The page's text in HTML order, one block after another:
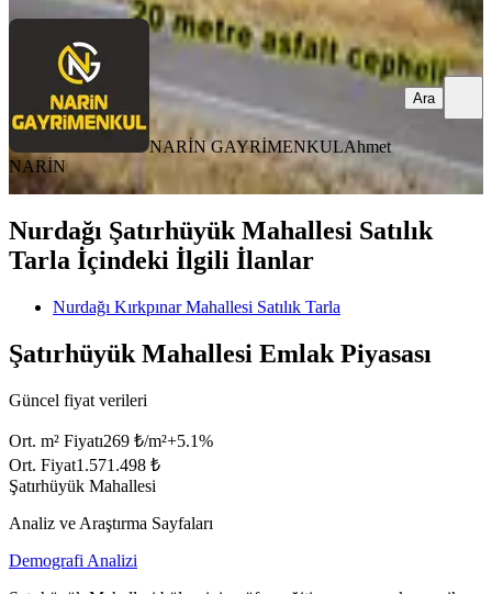
NARİN GAYRİMENKULAhmet
NARİN
Ara
Nurdağı Şatırhüyük Mahallesi Satılık
Tarla İçindeki İlgili İlanlar
Nurdağı Kırkpınar Mahallesi Satılık Tarla
Şatırhüyük Mahallesi Emlak Piyasası
Güncel fiyat verileri
Ort. m² Fiyatı269 ₺/m²+5.1%
Ort. Fiyat1.571.498 ₺
Şatırhüyük Mahallesi
Analiz ve Araştırma Sayfaları
Demografi Analizi